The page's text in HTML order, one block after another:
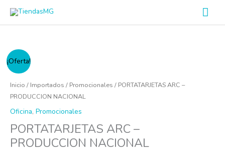
¡Oferta!
Inicio / Importados / Promocionales / PORTATARJETAS ARC –
PRODUCCION NACIONAL
Oficina, Promocionales
PORTATARJETAS ARC –
PRODUCCION NACIONAL
PORTATARJETAS
ARC
-
PRODUCCION
NACIONAL